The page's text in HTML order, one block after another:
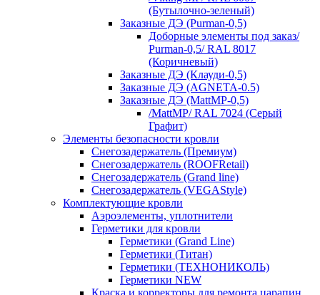
(Бутылочно-зеленый)
Заказные ДЭ (Purman-0,5)
Доборные элементы под заказ/
Purman-0,5/ RAL 8017
(Коричневый)
Заказные ДЭ (Клауди-0,5)
Заказные ДЭ (AGNETA-0.5)
Заказные ДЭ (MattMP-0,5)
/MattMP/ RAL 7024 (Серый
Графит)
Элементы безопасности кровли
Снегозадержатель (Премиум)
Снегозадержатель (ROOFRetail)
Снегозадержатель (Grand line)
Снегозадержатель (VEGAStyle)
Комплектующие кровли
Аэроэлементы, уплотнители
Герметики для кровли
Герметики (Grand Line)
Герметики (Титан)
Герметики (ТЕХНОНИКОЛЬ)
Герметики NEW
Краска и корректоры для ремонта царапин